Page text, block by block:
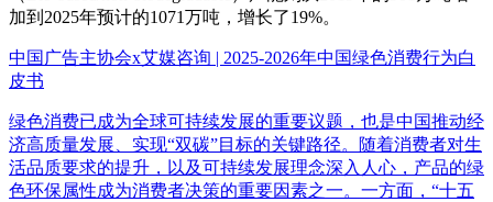
加到2025年预计的1071万吨，增长了19%。
中国广告主协会x艾媒咨询 | 2025-2026年中国绿色消费行为白
皮书
绿色消费已成为全球可持续发展的重要议题，也是中国推动经
济高质量发展、实现“双碳”目标的关键路径。随着消费者对生
活品质要求的提升，以及可持续发展理念深入人心，产品的绿
色环保属性成为消费者决策的重要因素之一。一方面，“十五